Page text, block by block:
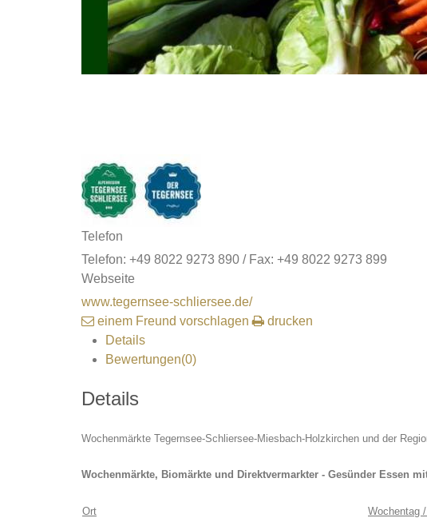
Telefon
Telefon: +49 8022 9273 890 / Fax: +49 8022 9273 899
Webseite
www.tegernsee-schliersee.de/
einem Freund vorschlagen
drucken
Details
Bewertungen(0)
Details
Wochenmärkte Tegernsee-Schliersee-Miesbach-Holzkirchen und der
Wochenmärkte, Biomärkte und Direktvermarkter - Gesünder Essen
Ort
Wochentag